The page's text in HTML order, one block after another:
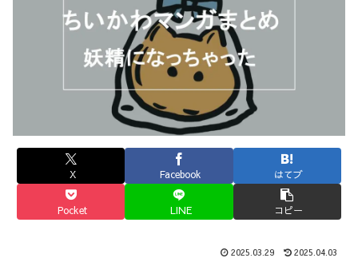
X Facebook はてブ
Pocket LINE コピー
2025.03.29 2025.04.03